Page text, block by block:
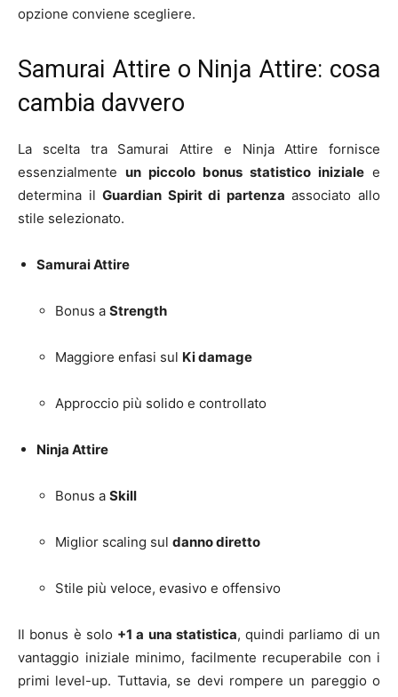
opzione conviene scegliere.
Samurai Attire o Ninja Attire: cosa
cambia davvero
La scelta tra Samurai Attire e Ninja Attire fornisce
essenzialmente un piccolo bonus statistico iniziale e
determina ilGuardian Spirit di partenza associato allo
stile selezionato.
Samurai Attire
Bonus a Strength
Maggiore enfasi sul Ki damage
Approccio più solido e controllato
Ninja Attire
Bonus a Skill
Miglior scaling sul danno diretto
Stile più veloce, evasivo e offensivo
Il bonus è solo +1 a una statistica, quindi parliamo di un
vantaggio iniziale minimo, facilmente recuperabile con i
primi level-up. Tuttavia, se devi rompere un pareggio o